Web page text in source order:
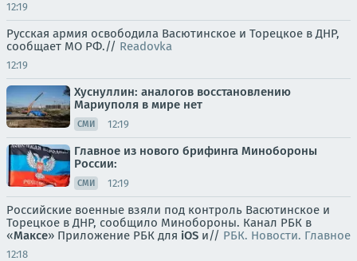
12:19
Русская армия освободила Васютинское и Торецкое в ДНР,
сообщает МО РФ.// Readovka
12:19
Хуснуллин: аналогов восстановлению
Мариуполя в мире нет
СМИ 12:19
Главное из нового брифинга Минобороны
России:
СМИ 12:19
Российские военные взяли под контроль Васютинское и
Торецкое в ДНР, сообщило Минобороны. Канал РБК в
«Максе» Приложение РБК для iOS и// РБК. Новости. Главное
12:18